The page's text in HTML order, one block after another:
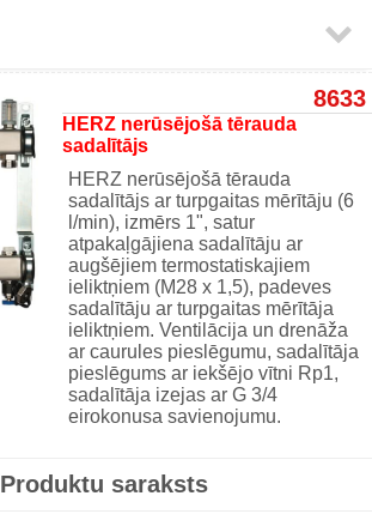

8633
HERZ nerūsējošā tērauda
sadalītājs
HERZ nerūsējošā tērauda
sadalītājs ar turpgaitas mērītāju (6
l/min), izmērs 1", satur
atpakaļgājiena sadalītāju ar
augšējiem termostatiskajiem
ieliktņiem (M28 x 1,5), padeves
sadalītāju ar turpgaitas mērītāja
ieliktņiem. Ventilācija un drenāža
ar caurules pieslēgumu, sadalītāja
pieslēgums ar iekšējo vītni Rp1,
sadalītāja izejas ar G 3/4
eirokonusa savienojumu.
Produktu saraksts